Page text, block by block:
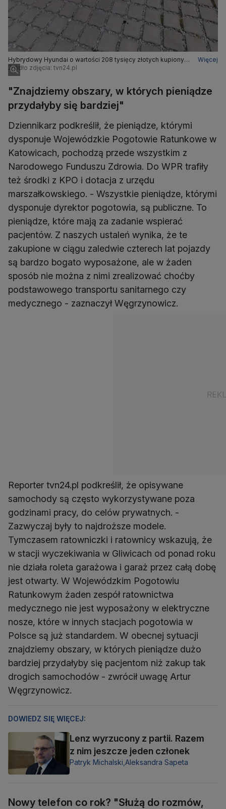
Hybrydowy Hyundai o wartości 208 tysięcy złotych kupiony
przez pogotowie ratunkowe w Katowicach
Więcej
Źródło zdjęcia: tvn24.pl
"Znajdziemy obszary, w których pieniądze
przydałyby się bardziej"
Dziennikarz podkreślił, że pieniądze, którymi
dysponuje Wojewódzkie Pogotowie Ratunkowe w
Katowicach, pochodzą przede wszystkim z
Narodowego Funduszu Zdrowia. Do WPR trafiły
też środki z KPO i dotacja z urzędu
marszałkowskiego. - Wszystkie pieniądze, którymi
dysponuje dyrektor pogotowia, są publiczne. To
pieniądze, które mają za zadanie wspierać
pacjentów. Z naszych ustaleń wynika, że te
zakupione w ciągu zaledwie czterech lat pojazdy
są bardzo bogato wyposażone, ale w żaden
sposób nie można z nimi zrealizować choćby
podstawowego transportu sanitarnego czy
medycznego - zaznaczył Węgrzynowicz.
Reporter tvn24.pl podkreślił, że opisywane
samochody są często wykorzystywane poza
godzinami pracy, do celów prywatnych. -
Zazwyczaj były to najdroższe modele.
Tymczasem ratowniczki i ratownicy wskazują, że
w stacji wyczekiwania w Gliwicach od ponad roku
nie działa roleta garażowa i garaż przez całą dobę
jest otwarty. W Wojewódzkim Pogotowiu
Ratunkowym żaden zespół ratownictwa
medycznego nie jest wyposażony w elektryczne
nosze, które w innych stacjach pogotowia w
Polsce są już standardem. W obecnej sytuacji
znajdziemy obszary, w których pieniądze dużo
bardziej przydałyby się pacjentom niż zakup tak
drogich samochodów - zwrócił uwagę Artur
Węgrzynowicz.
DOWIEDZ SIĘ WIĘCEJ:
Lenz wyrzucony z partii. Razem
z nim jeszcze jeden członek
Patryk Michalski, Aleksandra Sapeta
Nowy telefon co rok? "Służą do rozmów,